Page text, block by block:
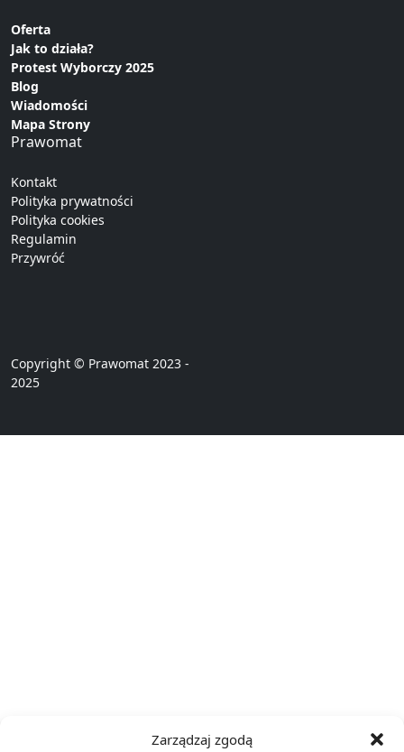
Zarządzaj zgodą
Oferta
Jak to działa?
Protest Wyborczy 2025
Blog
Wiadomości
Mapa Strony
Prawomat
Kontakt
Polityka prywatności
Polityka cookies
Regulamin
Przywróć
Copyright © Prawomat 2023 -
2025